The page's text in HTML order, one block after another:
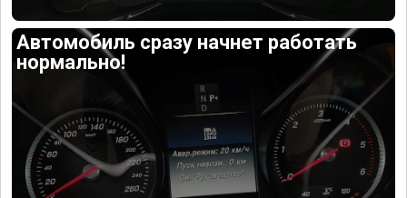
Автомобиль сразу начнет работать
нормально!